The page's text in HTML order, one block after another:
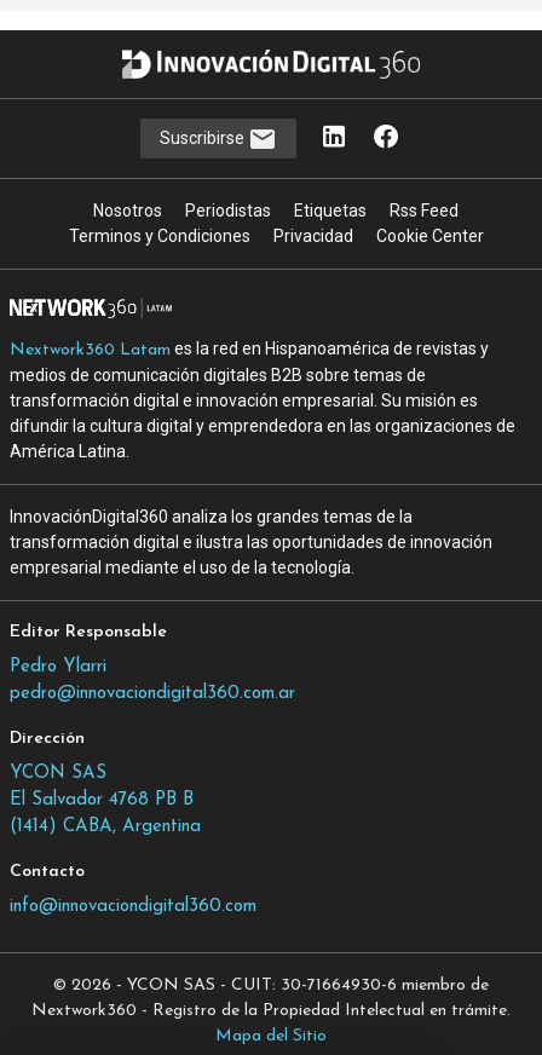
Suscribirse
Nosotros Periodistas Etiquetas
Rss Feed
Terminos y Condiciones
Privacidad Cookie Center
Nextwork360 Latam es la red en Hispanoamérica de revistas y
medios de comunicación digitales B2B sobre temas de
transformación digital e innovación empresarial. Su misión es
difundir la cultura digital y emprendedora en las organizaciones de
América Latina.
InnovaciónDigital360 analiza los grandes temas de la
transformación digital e ilustra las oportunidades de innovación
empresarial mediante el uso de la tecnología.
Editor Responsable
Pedro Ylarri
pedro@innovaciondigital360.com.ar
Dirección
YCON SAS
El Salvador 4768 PB B
(1414) CABA, Argentina
Contacto
info@innovaciondigital360.com
© 2026 - YCON SAS - CUIT: 30-71664930-6 miembro de
Nextwork360 - Registro de la Propiedad Intelectual en trámite.
Mapa del Sitio